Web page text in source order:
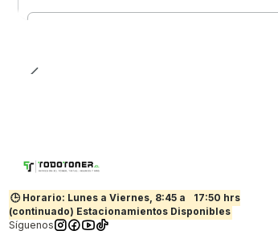
🕒 Horario: Lunes a Viernes, 8:45 a
17:50 hrs
(continuado) Estacionamientos Disponibles
Síguenos